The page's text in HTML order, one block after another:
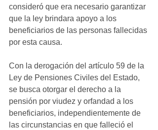
consideró que era necesario garantizar
que la ley brindara apoyo a los
beneficiarios de las personas fallecidas
por esta causa.
Con la derogación del artículo 59 de la
Ley de Pensiones Civiles del Estado,
se busca otorgar el derecho a la
pensión por viudez y orfandad a los
beneficiarios, independientemente de
las circunstancias en que falleció el